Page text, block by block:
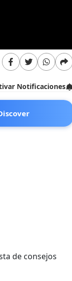
Notificaciones
de consejos